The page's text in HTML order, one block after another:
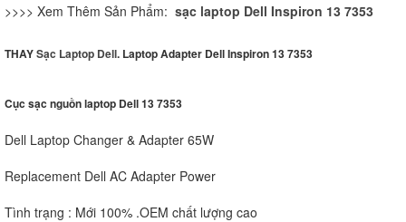
>>>> Xem Thêm Sản Phẩm: sạc laptop Dell Inspiron 13 7353
THAYSạc Laptop Dell. Laptop Adapter Dell Inspiron 13 7353
Cục sạc nguồn laptop Dell 13 7353
Dell Laptop Changer & Adapter 65W
Replacement Dell AC Adapter Power
Tình trạng : Mới 100% .OEM chất lượng cao